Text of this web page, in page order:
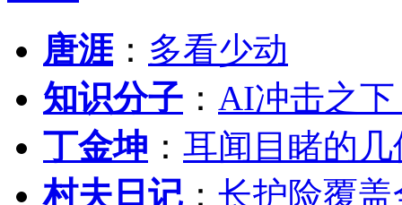
唐涯： 多看少动
知识分子 ： AI冲击之
丁金坤 ： 耳闻目睹的
村夫日记 ： 长护险覆